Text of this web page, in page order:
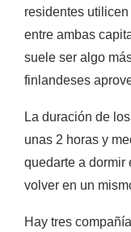
residentes
entre ambas
suele ser algo
finlandeses
La duración de
unas 2 horas y
quedarte a dormir
volver en un
Hay tres